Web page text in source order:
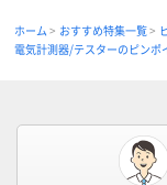
ホーム おすすめ特集一覧
電気計測器/テスターのピンポ